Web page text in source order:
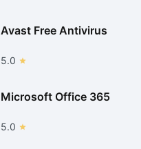
Avast Free Antivirus
5.0
Microsoft Office 365
5.0